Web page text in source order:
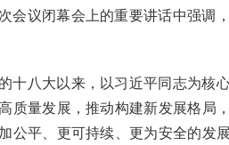
会议闭幕会上的重要讲话中强调
十八大以来，以习近平同志为核
质量发展，推动构建新发展格局
公平、更可持续、更为安全的发